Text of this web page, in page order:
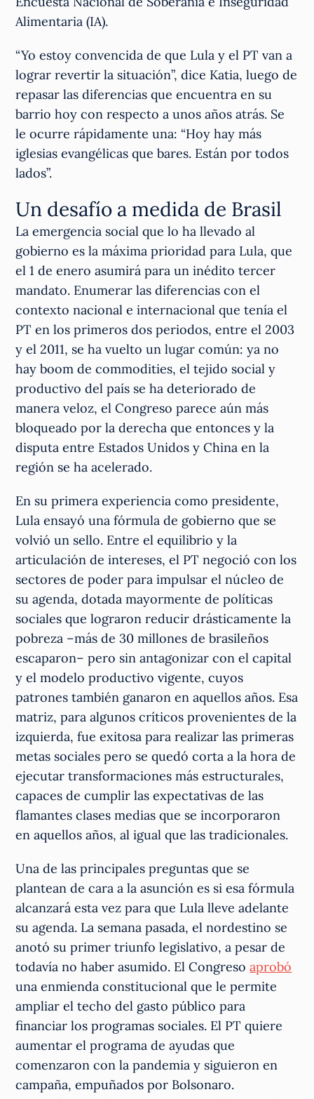
Alimentaria (IA).
“Yo estoy convencida de que Lula y el PT van a
lograr revertir la situación”, dice Katia, luego de
repasar las diferencias que encuentra en su
barrio hoy con respecto a unos años atrás. Se
le ocurre rápidamente una: “Hoy hay más
iglesias evangélicas que bares. Están por todos
lados”.
Un desafío a medida de Brasil
La emergencia social que lo ha llevado al
gobierno es la máxima prioridad para Lula, que
el 1 de enero asumirá para un inédito tercer
mandato. Enumerar las diferencias con el
contexto nacional e internacional que tenía el
PT en los primeros dos periodos, entre el 2003
y el 2011, se ha vuelto un lugar común: ya no
hay boom de commodities, el tejido social y
productivo del país se ha deteriorado de
manera veloz, el Congreso parece aún más
bloqueado por la derecha que entonces y la
disputa entre Estados Unidos y China en la
región se ha acelerado.
En su primera experiencia como presidente,
Lula ensayó una fórmula de gobierno que se
volvió un sello. Entre el equilibrio y la
articulación de intereses, el PT negoció con los
sectores de poder para impulsar el núcleo de
su agenda, dotada mayormente de políticas
sociales que lograron reducir drásticamente la
pobreza –más de 30 millones de brasileños
escaparon– pero sin antagonizar con el capital
y el modelo productivo vigente, cuyos
patrones también ganaron en aquellos años. Esa
matriz, para algunos críticos provenientes de la
izquierda, fue exitosa para realizar las primeras
metas sociales pero se quedó corta a la hora de
ejecutar transformaciones más estructurales,
capaces de cumplir las expectativas de las
flamantes clases medias que se incorporaron
en aquellos años, al igual que las tradicionales.
Una de las principales preguntas que se
plantean de cara a la asunción es si esa fórmula
alcanzará esta vez para que Lula lleve adelante
su agenda. La semana pasada, el nordestino se
anotó su primer triunfo legislativo, a pesar de
todavía no haber asumido. El Congresoaprobó
una enmienda constitucional que le permite
ampliar el techo del gasto público para
financiar los programas sociales. El PT quiere
aumentar el programa de ayudas que
comenzaron con la pandemia y siguieron en
campaña, empuñados por Bolsonaro.